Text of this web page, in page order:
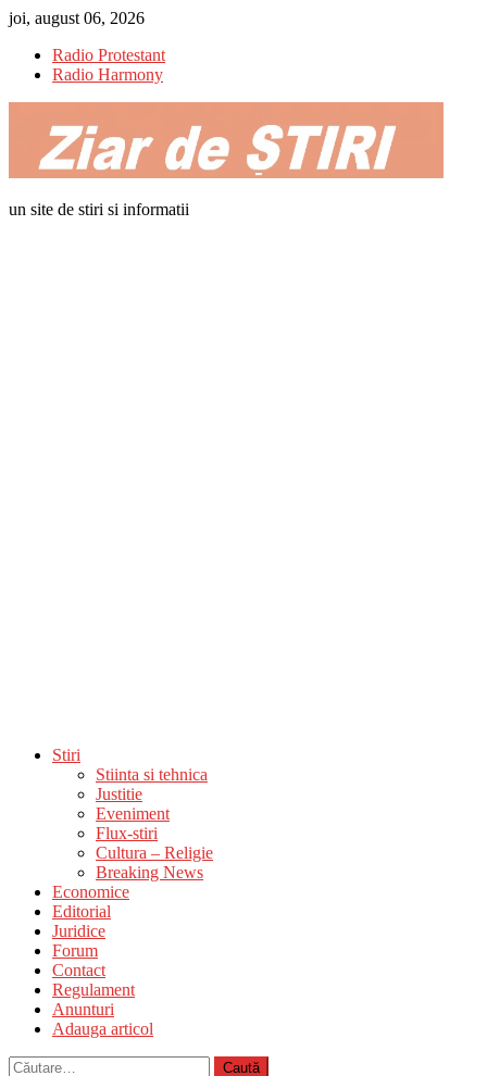
Skip
content
joi, august 06, 2026
Radio Protestant
Radio Harmony
un site de stiri si informatii
Stiri
Stiinta si tehnica
Justitie
Eveniment
Flux-stiri
Cultura – Religie
Breaking News
Economice
Editorial
Juridice
Forum
Contact
Regulament
Anunturi
Adauga articol
Caută